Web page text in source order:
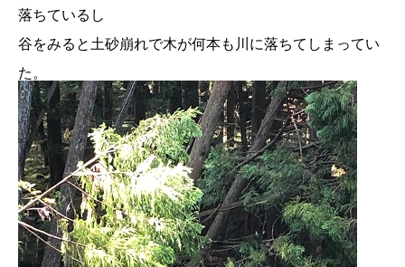
落ちているし
谷をみると土砂崩れで木が何本も川に落ちてしまってい
た。